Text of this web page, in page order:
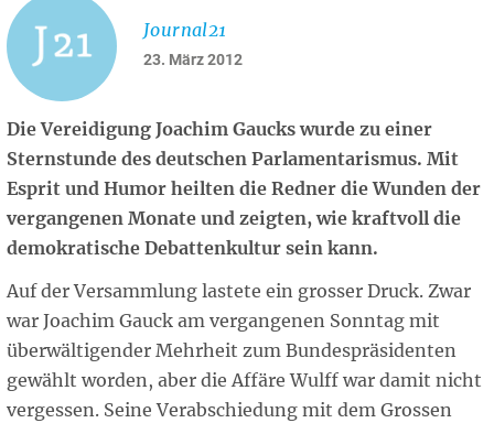
23. März 2012
Journal21
Die Vereidigung Joachim Gaucks wurde zu einer
Sternstunde des deutschen Parlamentarismus. Mit
Esprit und Humor heilten die Redner die Wunden der
vergangenen Monate und zeigten, wie kraftvoll die
demokratische Debattenkultur sein kann.
Auf der Versammlung lastete ein grosser Druck. Zwar
war Joachim Gauck am vergangenen Sonntag mit
überwältigender Mehrheit zum Bundespräsidenten
gewählt worden, aber die Affäre Wulff war damit nicht
vergessen. Seine Verabschiedung mit dem Grossen